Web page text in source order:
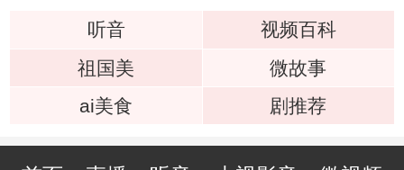
听音
视频百科
祖国美
微故事
ai美食
剧推荐